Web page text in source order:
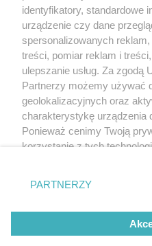
wykorzystanie utworów w całości
bez właściwej zgody, jest
prawnie.
O
identyfikatory, standardowe
urządzenie czy dane
spersonalizowanych
treści, pomiar reklam i
ulepszanie usług. Za zgodą
Partnerzy możemy używać
geolokalizacyjnych oraz
charakterystykę urządzenia
Ponieważ cenimy Twoją
korzystanie z tych
zmienić/wycofać klikając
znajdujący się w lewym
rodzaje przetwarzania
użytkownika, ale masz
przetwarzaniu. Preferencje
PARTNERZY